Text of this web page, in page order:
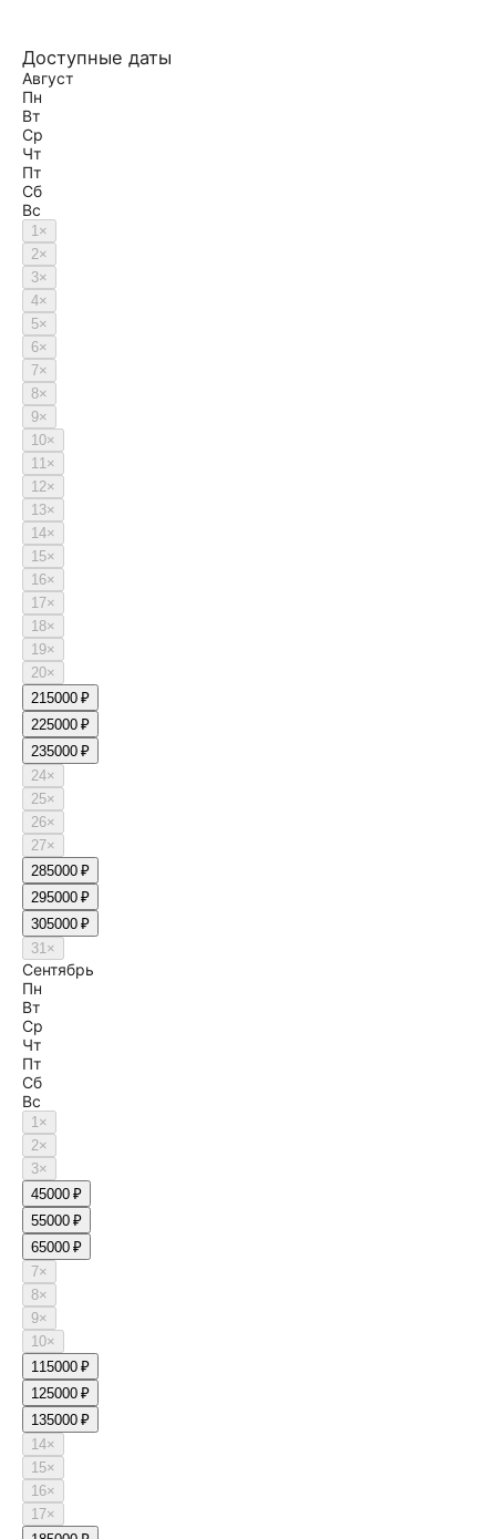
Доступные даты
Август
Пн
Вт
Ср
Чт
Пт
Сб
Вс
1×
2×
3×
4×
5×
6×
7×
8×
9×
10×
11×
12×
13×
14×
15×
16×
17×
18×
19×
20×
215000 ₽
225000 ₽
235000 ₽
24×
25×
26×
27×
285000 ₽
295000 ₽
305000 ₽
31×
Сентябрь
Пн
Вт
Ср
Чт
Пт
Сб
Вс
1×
2×
3×
45000 ₽
55000 ₽
65000 ₽
7×
8×
9×
10×
115000 ₽
125000 ₽
135000 ₽
14×
15×
16×
17×